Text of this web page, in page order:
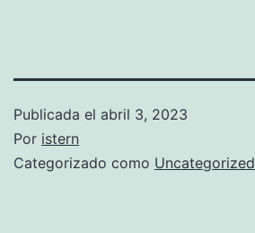
Publicada el abril 3, 2023
Por istern
Categorizado como Uncategorized